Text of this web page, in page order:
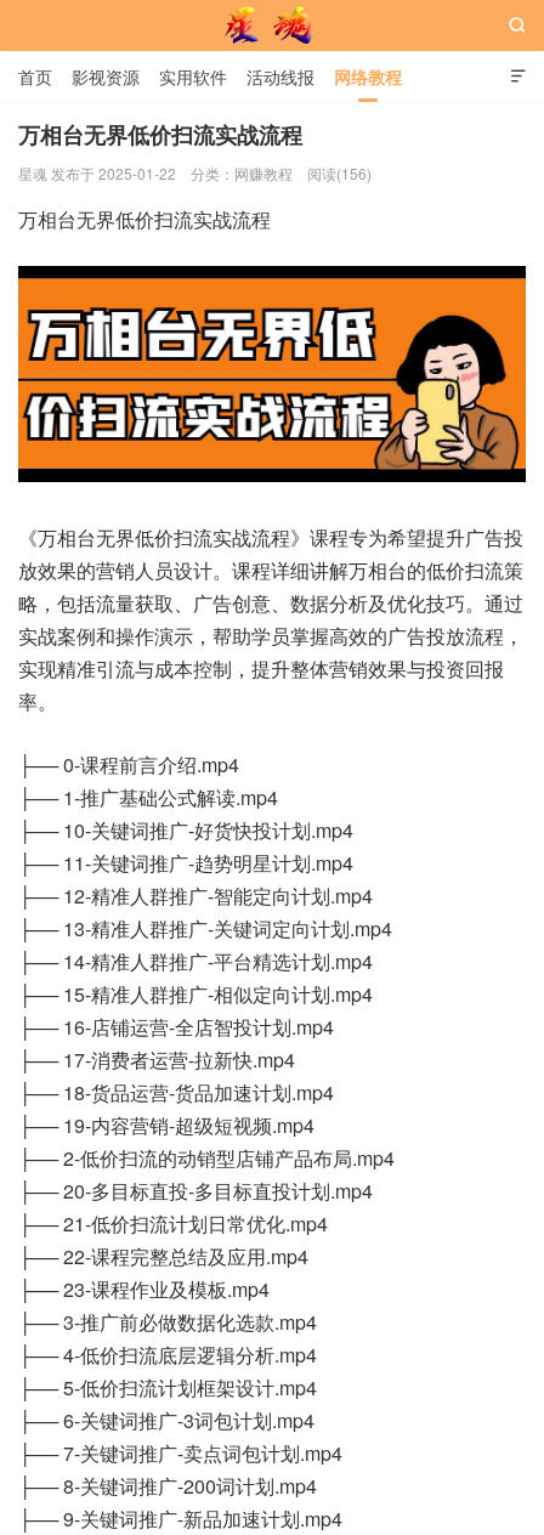

首页 影视资源 实用软件 活动线报 网络教程
用户中心 书籍 娱乐

万相台无界低价扫流实战流程
星魂 发布于 2025-01-22 分类： 网赚教程 阅读(156)
万相台无界低价扫流实战流程
《万相台无界低价扫流实战流程》课程专为希望提升广告投
放效果的营销人员设计。课程详细讲解万相台的低价扫流策
略，包括流量获取、广告创意、数据分析及优化技巧。通过
实战案例和操作演示，帮助学员掌握高效的广告投放流程，
实现精准引流与成本控制，提升整体营销效果与投资回报
率。
├── 0-课程前言介绍.mp4
├── 1-推广基础公式解读.mp4
├── 10-关键词推广-好货快投计划.mp4
├── 11-关键词推广-趋势明星计划.mp4
├── 12-精准人群推广-智能定向计划.mp4
├── 13-精准人群推广-关键词定向计划.mp4
├── 14-精准人群推广-平台精选计划.mp4
├── 15-精准人群推广-相似定向计划.mp4
├── 16-店铺运营-全店智投计划.mp4
├── 17-消费者运营-拉新快.mp4
├── 18-货品运营-货品加速计划.mp4
├── 19-内容营销-超级短视频.mp4
├── 2-低价扫流的动销型店铺产品布局.mp4
├── 20-多目标直投-多目标直投计划.mp4
├── 21-低价扫流计划日常优化.mp4
├── 22-课程完整总结及应用.mp4
├── 23-课程作业及模板.mp4
├── 3-推广前必做数据化选款.mp4
├── 4-低价扫流底层逻辑分析.mp4
├── 5-低价扫流计划框架设计.mp4
├── 6-关键词推广-3词包计划.mp4
├── 7-关键词推广-卖点词包计划.mp4
├── 8-关键词推广-200词计划.mp4
├── 9-关键词推广-新品加速计划.mp4